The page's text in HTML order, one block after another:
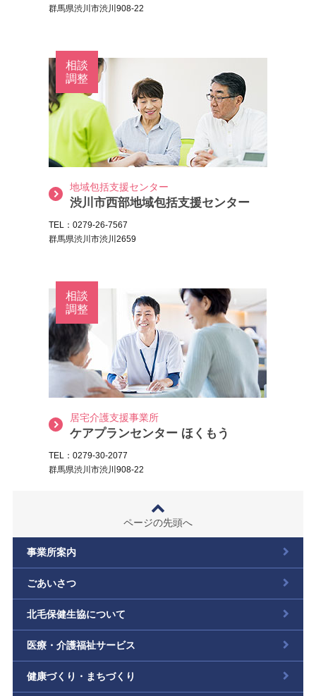
群馬県渋川市渋川908-22
相談
調整
地域包括支援センター
渋川市西部地域包括支援センター
TEL：0279-26-7567
群馬県渋川市渋川2659
相談
調整
居宅介護支援事業所
ケアプランセンター ほくもう
TEL：0279-30-2077
群馬県渋川市渋川908-22
ページの先頭へ
事業所案内
ごあいさつ
北毛保健生協について
医療・介護福祉サービス
健康づくり・まちづくり